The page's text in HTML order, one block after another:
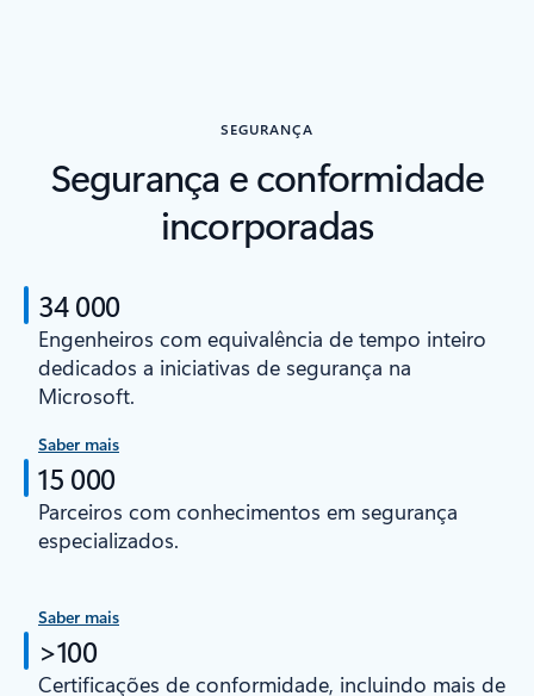
SEGURANÇA
Segurança e conformidade
incorporadas
34 000
Engenheiros com equivalência de tempo inteiro
dedicados a iniciativas de segurança na
Microsoft.
Saber mais
15 000
Parceiros com conhecimentos em segurança
especializados.
Saber mais
>100
Certificações de conformidade, incluindo mais de